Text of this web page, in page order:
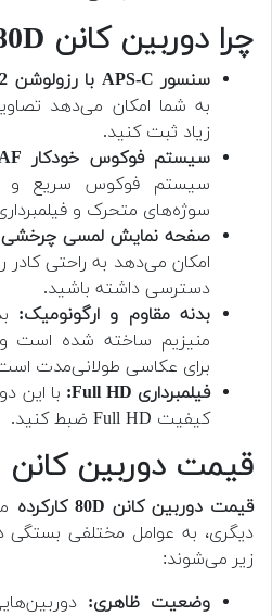
چرا دوربین کانن 80D
سنسور APS-C با رزولوشن 24.2 مگاپیکسل:
به شما امکان می‌دهد
زیاد ثبت کنید.
سیستم فوکوس خودکار Dual Pixel CMOS AF:
سیستم فوکوس سریع و
سوژه‌های متحرک و
صفحه نمایش لمسی
امکان می‌دهد به راحتی کادر
دسترسی داشته باشید.
بدنه مقاوم و ارگونومیک:
منیزیم ساخته شده است و
برای عکاسی طولانی‌مدت
فیلمبرداری Full HD:
با این
کیفیت Full HD ضبط کنید.
قیمت دوربین کانن 80D کارکرده
قیمت دوربین کانن 80D کارکرده
دیگری، به عوامل مختلفی بستگی
زیر می‌شوند:
وضعیت ظاهری: